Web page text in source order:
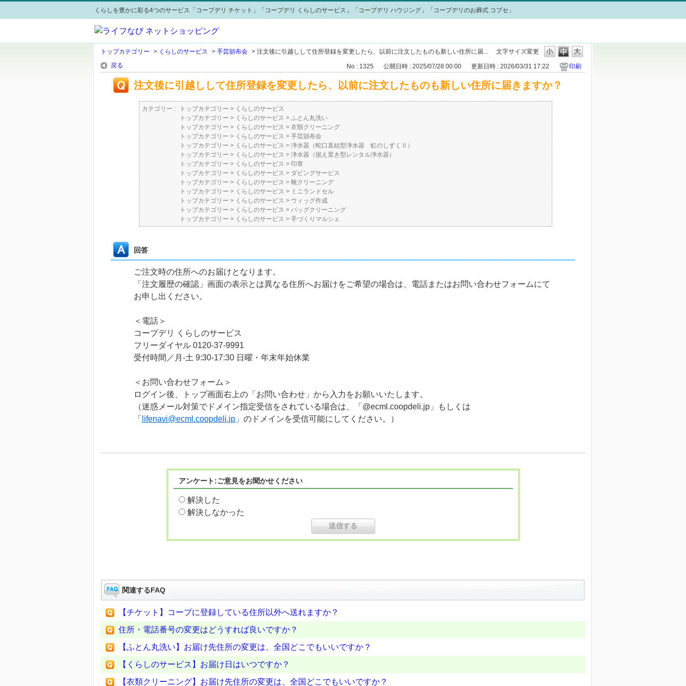
くらしを豊かに彩る4つのサービス「コープデリ チケット」「コープデリ くらしのサービス」「コープデリ ハウジング」「コープデリのお葬式 コプセ」
文字サイズ変更
トップカテゴリー > くらしのサービス > 手芸頒布会 > 注文後に引越しして住所登録を変更したら、以前に注文したものも新しい住所に届...
戻る
No : 1325 公開日時 : 2025/07/28 00:00 更新日時 : 2026/03/31 17:22 印刷
注文後に引越しして住所登録を変更したら、以前に注文したものも新しい住所に届きますか？
カテゴリー : トップカテゴリー > くらしのサービス
トップカテゴリー > くらしのサービス > ふとん丸洗い
トップカテゴリー > くらしのサービス > 衣類クリーニング
トップカテゴリー > くらしのサービス > 手芸頒布会
トップカテゴリー > くらしのサービス > 浄水器（蛇口直結型浄水器 虹のしずくⅡ）
トップカテゴリー > くらしのサービス > 浄水器（据え置き型レンタル浄水器）
トップカテゴリー > くらしのサービス > 印章
トップカテゴリー > くらしのサービス > ダビングサービス
トップカテゴリー > くらしのサービス > 靴クリーニング
トップカテゴリー > くらしのサービス > ミニランドセル
トップカテゴリー > くらしのサービス > ウィッグ作成
トップカテゴリー > くらしのサービス > バッグクリーニング
トップカテゴリー > くらしのサービス > 手づくりマルシェ
回答
ご注文時の住所へのお届けとなります。
「注文履歴の確認」画面の表示とは異なる住所へお届けをご希望の場合は、電話またはお問い合わせフォームにて
お申し出ください。
＜電話＞
コープデリ くらしのサービス
フリーダイヤル 0120-37-9991
受付時間／月-土 9:30-17:30 日曜・年末年始休業
＜お問い合わせフォーム＞
ログイン後、トップ画面右上の「お問い合わせ」から入力をお願いいたします。
（迷惑メール対策でドメイン指定受信をされている場合は、「@ecml.coopdeli.jp」もしくは
「
lifenavi@ecml.coopdeli.jp 」のドメインを受信可能にしてください。）
アンケート:ご意見をお聞かせください
解決した
解決しなかった
関連するFAQ
【チケット】コープに登録している住所以外へ送れますか？
住所・電話番号の変更はどうすれば良いですか？
【ふとん丸洗い】お届け先住所の変更は、全国どこでもいいですか？
【くらしのサービス】お届け日はいつですか？
【衣類クリーニング】お届け先住所の変更は、全国どこでもいいですか？